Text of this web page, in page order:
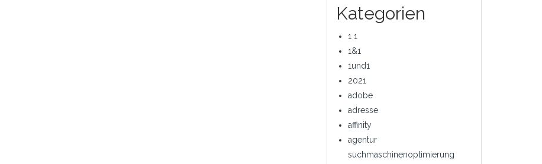
Kategorien
1 1
1&1
1und1
2021
adobe
adresse
affinity
agentur
suchmaschinenoptimierung